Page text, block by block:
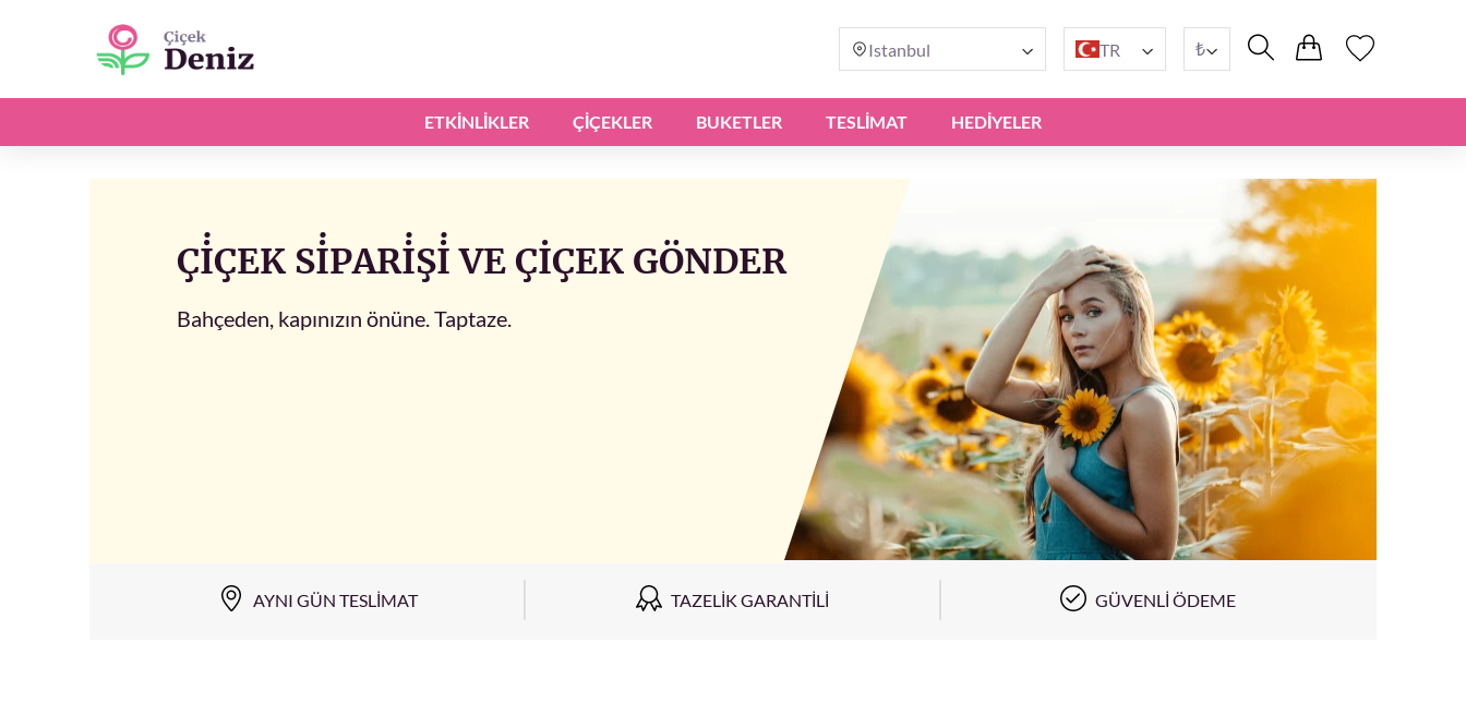
Istanbul TR ₺
ETKINLIKLER ÇIÇEKLER BUKETLER TESLİMAT HEDIYELER
ÇİÇEK SİPARİŞİ VE ÇIÇEK GÖNDER
Bahçeden, kapınızın önüne. Taptaze.
AYNI GÜN TESLIMAT TAZELIK GARANTILI GÜVENLI ÖDEME